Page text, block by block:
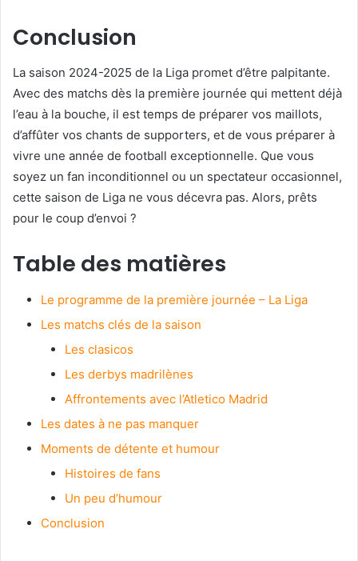
Conclusion
La saison 2024-2025 de la Liga promet d’être palpitante.
Avec des matchs dès la première journée qui mettent déjà
l’eau à la bouche, il est temps de préparer vos maillots,
d’affûter vos chants de supporters, et de vous préparer à
vivre une année de football exceptionnelle. Que vous
soyez un fan inconditionnel ou un spectateur occasionnel,
cette saison de Liga ne vous décevra pas. Alors, prêts
pour le coup d’envoi ?
Table des matières
Le programme de la première journée – La Liga
Les matchs clés de la saison
Les clasicos
Les derbys madrilènes
Affrontements avec l’Atletico Madrid
Les dates à ne pas manquer
Moments de détente et humour
Histoires de fans
Un peu d’humour
Conclusion